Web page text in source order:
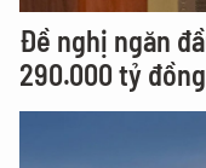
Đề nghị ngăn
290.000 tỷ